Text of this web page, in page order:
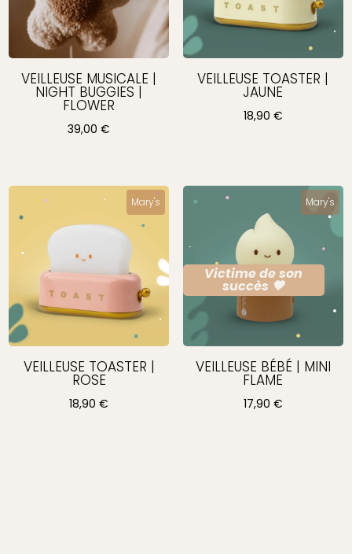
VEILLEUSE MUSICALE |
NIGHT BUGGIES |
FLOWER
39,00€
VEILLEUSE TOASTER |
JAUNE
18,90 €
VEILLEUSE TOASTER |
ROSE
Mary's
18,90€
Victime de son
succès 🤎
VEILLEUSE BÉBÉ | MINI
FLAME
Mary's
17,90 €